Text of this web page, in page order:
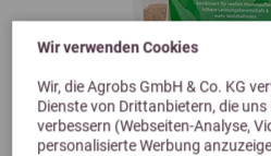
Wir verwenden Cookies
Wir, die Agrobs GmbH & Co. KG
Dienste von Drittanbietern, die
verbessern (Webseiten-Analyse,
personalisierte Werbung